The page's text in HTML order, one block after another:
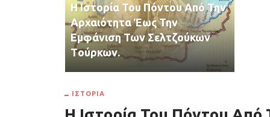
H Iστορία Του Πόντου Από Την
Αρχαιότητα Έως Την
Εμφάνιση Των Σελτζούκων
Tούρκων.
ΙΣΤΟΡΊΑ